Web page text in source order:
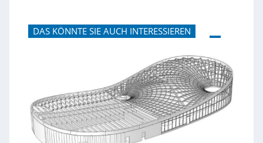
m
-
n
d
e
x
a
u
F
l
e
t
ä
t
DAS KÖNNTE SIE AUCH INTERESSIEREN